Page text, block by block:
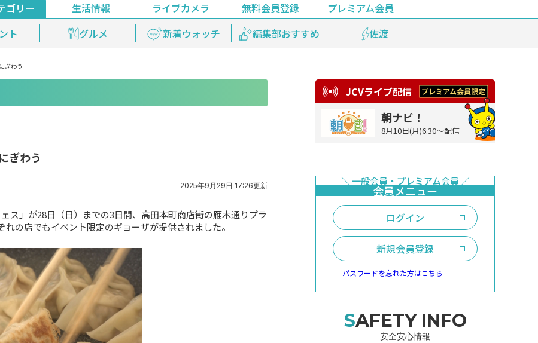
ゴリー
ト グルメ 新着ウォッチ 編集部おすすめ 佐渡
生活情報
安全安心情報 天気 上越妙高百景 鉄道情報
ライブカメラ 無料会員登録
プレミアム会員
ライブ配信
見逃し配信 プレミアム会員登録
ぎわう
ぎわう
2025年9月29日 17:26更新
ス」が28日（日）までの3日間、高田本町商店街の雁木通りプラ
の店でもイベント限定のギョーザが提供されました。
JCVライブ配信
朝ナビ！
8月10日(月)6:30～配信
ログイン
新規会員登録
パスワードを忘れた方はこちら
SAFETY INFO
安全安心情報